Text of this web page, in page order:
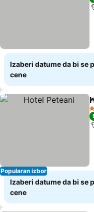
Izaberi datume da bi se
cene
Popularan izbor
Izaberi datume da bi se
cene